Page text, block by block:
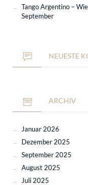
Tango Argentino –
September
NEUESTE
ARCHIV
Januar 2026
Dezember 2025
September 2025
August 2025
Juli 2025